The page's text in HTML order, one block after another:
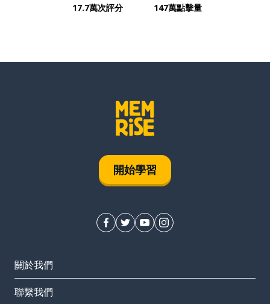
17.7萬次評分 147萬點擊量
開始學習
關於我們
聯繫我們